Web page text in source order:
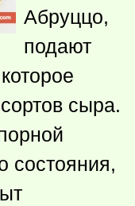
Абруццо,
подают
сыра.
состояния,